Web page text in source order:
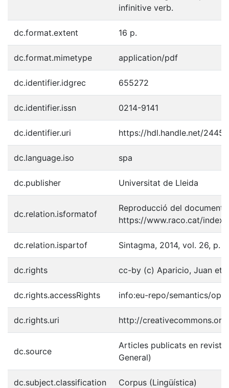
infinitive verb.
dc.format.extent 16 p.
dc.format.mimetype application/pdf
dc.identifier.idgrec 655272
dc.identifier.issn 0214-9141
dc.identifier.uri https://hdl.handle.net/2445/
dc.language.iso spa
dc.publisher Universitat de Lleida
dc.relation.isformatof
Reproducció del document
https://www.raco.cat/
dc.relation.ispartof Sintagma, 2014, vol. 26, p.
dc.rights cc-by (c) Aparicio, Juan et
dc.rights.accessRights info:eu-repo/semantics/
dc.rights.uri http://
dc.source
Articles publicats en
General)
dc.subject.classification Corpus (Lingüística)